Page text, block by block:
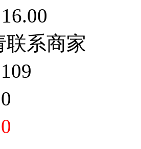
16.00
联系商家
109
0
0